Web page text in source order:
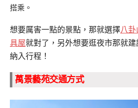
搭乘。
想要厲害一點的景點，那就選擇八
具屋就對了，另外想要逛夜市那就建
納入行程！
萬景藝苑交通方式